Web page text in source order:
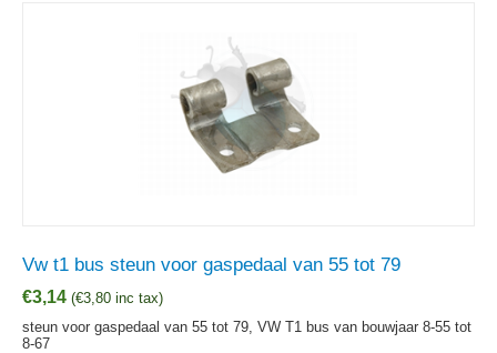
Vw t1 bus steun voor gaspedaal van 55 tot 79
€3,14 (€3,80 inc tax)
steun voor gaspedaal van 55 tot 79, VW T1 bus van bouwjaar 8-55 tot
8-67